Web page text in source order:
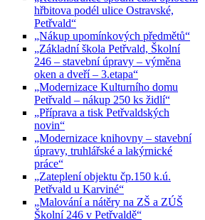
hřbitova podél ulice Ostravské,
Petřvald“
„Nákup upomínkových předmětů“
„Základní škola Petřvald, Školní
246 – stavební úpravy – výměna
oken a dveří – 3.etapa“
„Modernizace Kulturního domu
Petřvald – nákup 250 ks židlí“
„Příprava a tisk Petřvaldských
novin“
„Modernizace knihovny – stavební
úpravy, truhlářské a lakýrnické
práce“
„Zateplení objektu čp.150 k.ú.
Petřvald u Karviné“
„Malování a nátěry na ZŠ a ZÚŠ
Školní 246 v Petřvaldě“